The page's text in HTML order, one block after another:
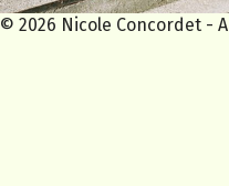
© 2026 Nicole Concordet -